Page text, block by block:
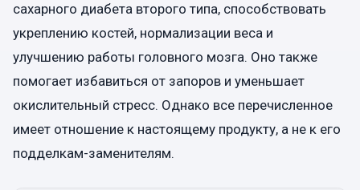
сахарного диабета второго типа, способствовать
укреплению костей, нормализации веса и
улучшению работы головного мозга. Оно также
помогает избавиться от запоров и уменьшает
окислительный стресс. Однако все перечисленное
имеет отношение к настоящему продукту, а не к его
подделкам-заменителям.